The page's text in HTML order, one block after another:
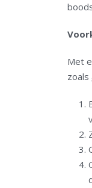
Met
zoals